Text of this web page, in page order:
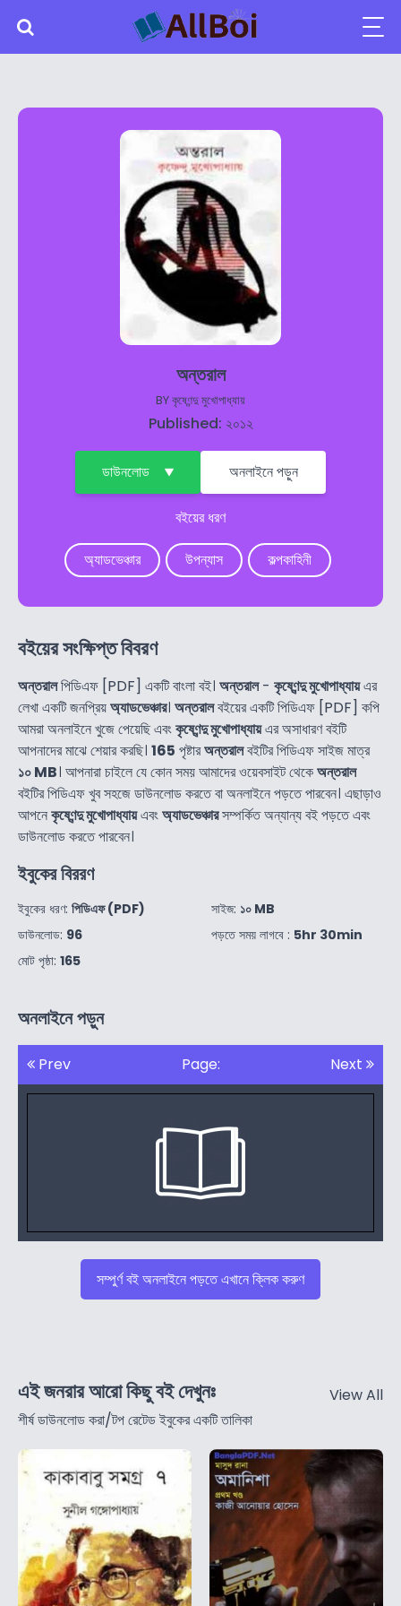
অন্তরাল
BYকৃষ্ণেন্দু মুখোপাধ্যায়
Published: ২০১২
ডাউনলোড অনলাইনে পড়ুন
বইয়ের ধরণ
অ্যাডভেঞ্চার উপন্যাস কল্পকাহিনী
বইয়ের সংক্ষিপ্ত বিবরণ
অন্তরালপিডিএফ [PDF] একটি বাংলা বই। অন্তরাল- কৃষ্ণেন্দু মুখোপাধ্যায়এর
লেখা একটি জনপ্রিয়অ্যাডভেঞ্চার। অন্তরালবইয়ের একটি পিডিএফ [PDF] কপি
আমরা অনলাইনে খুজে পেয়েছি এবংকৃষ্ণেন্দু মুখোপাধ্যায়এর অসাধারণ বইটি
আপনাদের মাঝে শেয়ার করছি। 165 পৃষ্টারঅন্তরালবইটির পিডিএফ সাইজ মাত্র
১০ MB। আপনারা চাইলে যে কোন সময় আমাদের ওয়েবসাইট থেকেঅন্তরাল
বইটির পিডিএফ খুব সহজে ডাউনলোড করতে বা অনলাইনে পড়তে পারবেন। এছাড়াও
আপনেকৃষ্ণেন্দু মুখোপাধ্যায়এবংঅ্যাডভেঞ্চারসম্পর্কিত অন্যান্য বই পড়তে এবং
ডাউনলোড করতে পারবেন।
ইবুকের বিররণ
ইবুকের ধরণ: পিডিএফ (PDF)
ডাউনলোড: 96
মোট পৃষ্ঠা: 165
সাইজ: ১০ MB
পড়তে সময় লাগবে : 5hr 30min
অনলাইনে পড়ুন
Prev Page: Next
সম্পুর্ণ বই অনলাইনে পড়তে এখানে ক্লিক করুণ
এই জনরার আরো কিছু বই দেখুনঃ
শীর্ষ ডাউনলোড করা/টপ রেটেড ইবুকের একটি তালিকা
View All